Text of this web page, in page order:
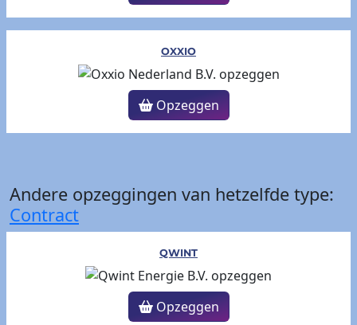
OXXIO
Opzeggen
Andere opzeggingen van hetzelfde type:
Contract
QWINT
Opzeggen